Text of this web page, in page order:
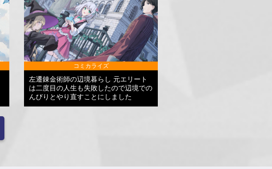
コミカライズ
左遷錬金術師の辺境暮らし 元エリート
は二度目の人生も失敗したので辺境での
んびりとやり直すことにしました